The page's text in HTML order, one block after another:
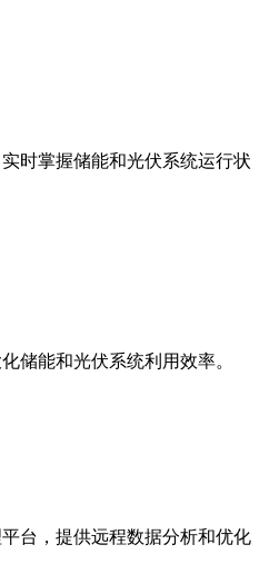
时掌握储能和光伏系统运行状
储能和光伏系统利用效率。
台，提供远程数据分析和优化